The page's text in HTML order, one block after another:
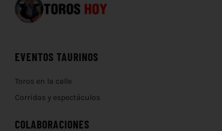
EVENTOS TAURINOS
Toros en la calle
Corridas y espectáculos
COLABORACIONES